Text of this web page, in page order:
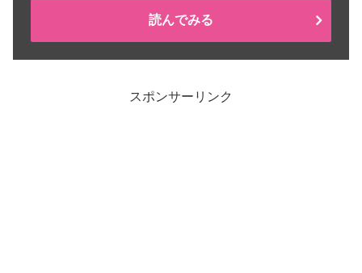
読んでみる
スポンサーリンク